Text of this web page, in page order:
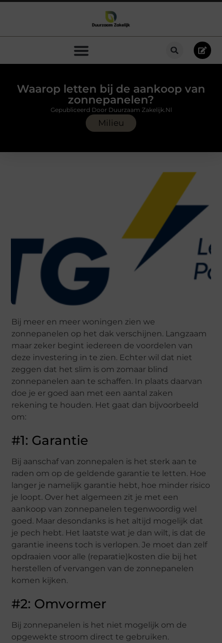
Waarop letten bij de aankoop van
zonnepanelen?
Milieu
Gepubliceerd Door Duurzaam Zakelijk.nl
Bij meer en meer woningen zien we
zonnepanelen op het dak verschijnen. Langzaam
maar zeker begint iedereen de voordelen van
deze investering in te zien. Echter wil dat niet
zeggen dat het slim is om zomaar blind
zonnepanelen aan te schaffen. In plaats daarvan
doe je er goed aan met een aantal zaken
rekening te houden. Het gaat dan bijvoorbeeld
om:
#1: Garantie
Bij aanschaf van zonnepalen is het sterk aan te
raden om op de geldende garantie te letten. Hoe
langer je namelijk garantie hebt, hoe minder risico
je loopt. Over het algemeen zit je met een
aankoop van zonnepanelen tegenwoordig wel
goed. Maar desondanks is het altijd mogelijk dat
je pech hebt. Het laatste wat je dan wilt, is dat de
garantie ineens toch is verlopen. Je moet dan zelf
opdraaien voor alle (reparatie)kosten die bij het
herstellen of vervangen van de zonnepanelen
komen kijken.
#2: Omvormer
Bij zonnepanelen is het niet mogelijk om de
opgewekte stroom direct te gebruiken.